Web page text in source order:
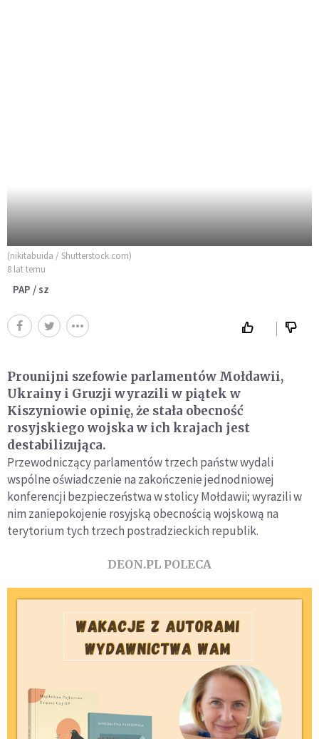
(nikitabuida / Shutterstock.com)
8 lat temu
PAP / sz
Prounijni szefowie parlamentów Mołdawii,
Ukrainy i Gruzji wyrazili w piątek w
Kiszyniowie opinię, że stała obecność
rosyjskiego wojska w ich krajach jest
destabilizująca.
Przewodniczący parlamentów trzech państw wydali
wspólne oświadczenie na zakończenie jednodniowej
konferencji bezpieczeństwa w stolicy Mołdawii; wyrazili w
nim zaniepokojenie rosyjską obecnością wojskową na
terytorium tych trzech postradzieckich republik.
DEON.PL POLECA